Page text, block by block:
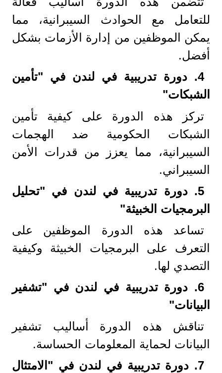
للتعامل مع الحوادث السيبرانية، مما
يمكن الموظفين من إدارة الأزمات بشكل
أفضل.
4.
دورة تدريبية في لندن في "تأمين
الشبكات"
تركز هذه الدورة على كيفية تأمين
الشبكات الحكومية ضد الهجمات
السيبرانية، مما يعزز من قدرات الأمن
السيبراني.
5.
دورة تدريبية في لندن في "تحليل
البرمجيات الخبيثة"
تساعد هذه الدورة الموظفين على
التعرف على البرمجيات الخبيثة وكيفية
التصدي لها.
6.
دورة تدريبية في لندن في "تشفير
البيانات"
تناقش هذه الدورة أساليب تشفير
البيانات لحماية المعلومات الحساسة.
7.
دورة تدريبية في لندن في "الامتثال